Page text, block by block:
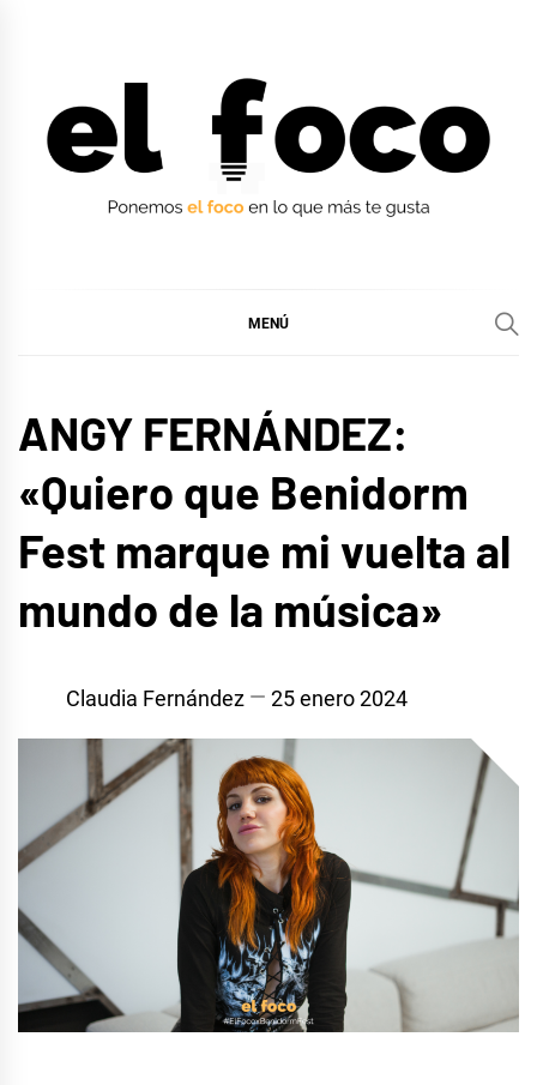
MENÚ
EUROFOCO
ANGY FERNÁNDEZ:
«Quiero que Benidorm
Fest marque mi vuelta al
mundo de la música»
Claudia Fernández 25 enero 2024